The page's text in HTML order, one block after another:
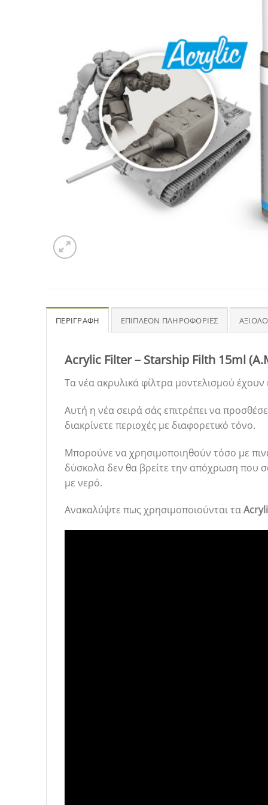
ΠΕΡΙΓΡΑΦΉ ΕΠΙΠΛΈΟΝ ΠΛΗΡΟΦΟΡΊΕΣ
Acrylic Filter – Starship Filth 15ml
Τα νέα ακρυλικά φίλτρα μοντελισμού έχουν
Αυτή η νέα σειρά σάς επιτρέπει να
διακρίνετε περιοχές με διαφορετικό τόνο.
Μπορούνε να χρησιμοποιηθούν τόσο με
δύσκολα δεν θα βρείτε την απόχρωση που
με νερό.
Ανακαλύψτε πως χρησιμοποιούνται τα